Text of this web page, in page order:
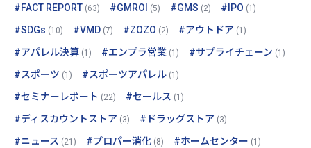
#FACT REPORT (63) #GMROI (5) #GMS (2) #IPO (1)
#SDGs (10) #VMD (7) #ZOZO (2) #アウトドア (1)
#アパレル決算 (1) #エンプラ営業 (1) #サプライチェーン (1)
#スポーツ (1) #スポーツアパレル (1)
#セミナーレポート (22) #セールス (1)
#ディスカウントストア (3) #ドラッグストア (3)
#ニュース (21) #プロパー消化 (8) #ホームセンター (1)